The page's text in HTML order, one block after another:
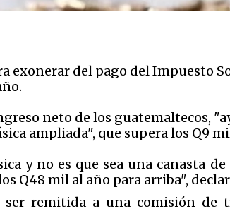
exonerar del pago del Impuesto
neto de los guatemaltecos,
ampliada", que supera los Q9
y no es que sea una canasta de
Q48 mil al año para arriba",
remitida a una comisión de